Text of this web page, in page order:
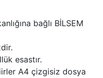
bağlı BİLSEM
esastır.
A4 çizgisiz dosya